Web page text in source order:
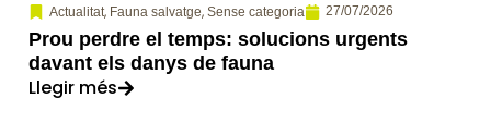
Actualitat, Fauna salvatge, Sense categoria 27/07/2026
Prou perdre el temps: solucions urgents
davant els danys de fauna
Llegir més